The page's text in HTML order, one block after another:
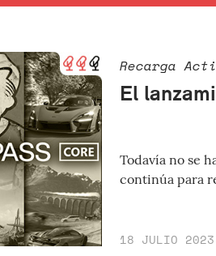
Recarga
El
Todavía no se
continúa para
18 JULIO 2023